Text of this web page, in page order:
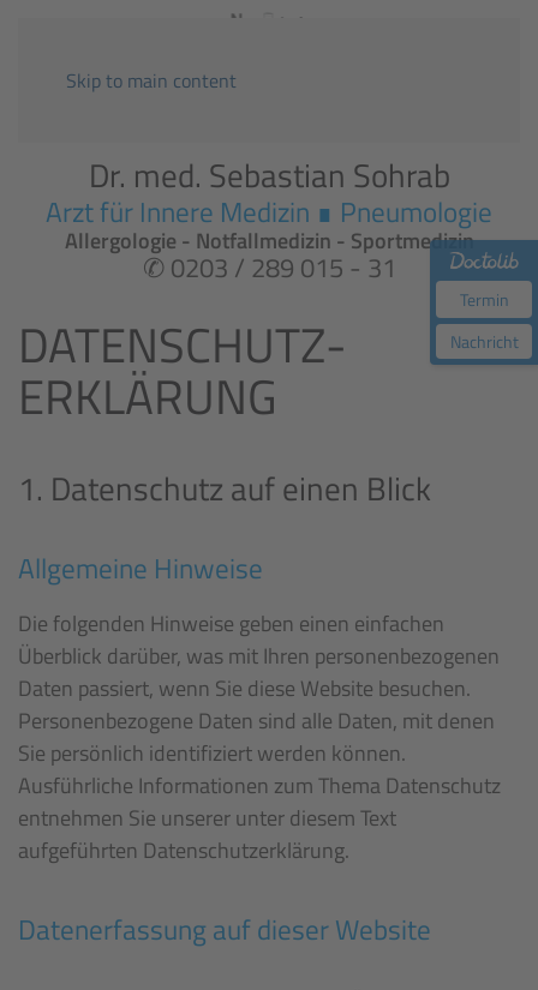
Skip to main content
Dr. med. Sebastian Sohrab
Arzt für Innere Medizin ∎ Pneumologie
Allergologie - Notfallmedizin - Sportmedizin
✆ 0203 / 289 015 - 31
DATENSCHUTZ­
ERKLÄRUNG
1. Datenschutz auf einen Blick
Allgemeine Hinweise
Die folgenden Hinweise geben einen einfachen
Überblick darüber, was mit Ihren personenbezogenen
Daten passiert, wenn Sie diese Website besuchen.
Personenbezogene Daten sind alle Daten, mit denen
Sie persönlich identifiziert werden können.
Ausführliche Informationen zum Thema Datenschutz
entnehmen Sie unserer unter diesem Text
aufgeführten Datenschutzerklärung.
Datenerfassung auf dieser Website
Termin
Nachricht